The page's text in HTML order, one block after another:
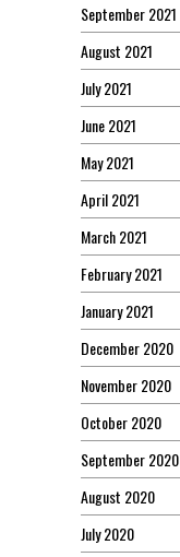
September 2021
August 2021
July 2021
June 2021
May 2021
April 2021
March 2021
February 2021
January 2021
December 2020
November 2020
October 2020
September 2020
August 2020
July 2020